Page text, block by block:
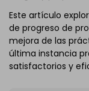
Este artículo
de progreso de
mejora de las
última instancia
satisfactorios y